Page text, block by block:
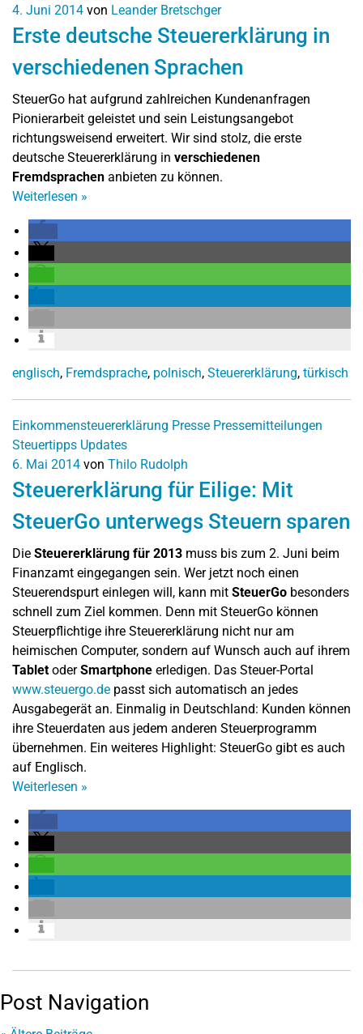
4. Juni 2014 von Leander Bretschger
Erste deutsche Steuererklärung in
verschiedenen Sprachen
SteuerGo hat aufgrund zahlreichen Kundenanfragen
Pionierarbeit geleistet und sein Leistungsangebot
richtungsweisend erweitert. Wir sind stolz, die erste
deutsche Steuererklärung in verschiedenen
Fremdsprachen anbieten zu können.
Weiterlesen »
englisch, Fremdsprache, polnisch, Steuererklärung, türkisch
Einkommensteuererklärung Presse Pressemitteilungen
Steuertipps Updates
6. Mai 2014 von Thilo Rudolph
Steuererklärung für Eilige: Mit
SteuerGo unterwegs Steuern sparen
Die Steuererklärung für 2013 muss bis zum 2. Juni beim
Finanzamt eingegangen sein. Wer jetzt noch einen
Steuerendspurt einlegen will, kann mit SteuerGo besonders
schnell zum Ziel kommen. Denn mit SteuerGo können
Steuerpflichtige ihre Steuererklärung nicht nur am
heimischen Computer, sondern auf Wunsch auch auf ihrem
TabletoderSmartphone erledigen. Das Steuer-Portal
www.steuergo.de passt sich automatisch an jedes
Ausgabegerät an. Einmalig in Deutschland: Kunden können
ihre Steuerdaten aus jedem anderen Steuerprogramm
übernehmen. Ein weiteres Highlight: SteuerGo gibt es auch
auf Englisch.
Weiterlesen »
Post Navigation